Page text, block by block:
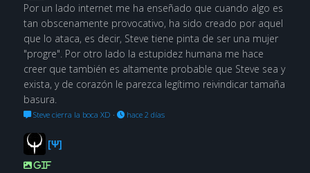
Por un lado internet me ha enseñado que cuando algo es
tan obscenamente provocativo, ha sido creado por aquel
que lo ataca, es decir, Steve tiene pinta de ser una mujer
"progre". Por otro lado la estupidez humana me hace
creer que también es altamente probable que Steve sea y
exista, y de corazón le parezca legítimo reivindicar tamaña
basura.
Steve cierra la boca XD · hace 2 días
[Ψ]
GIF